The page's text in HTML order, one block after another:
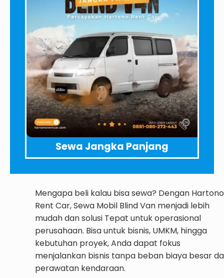
Sewa Jangka Panjang
Mengapa beli kalau bisa sewa? Dengan Hartono
Rent Car, Sewa Mobil Blind Van menjadi lebih
mudah dan solusi Tepat untuk operasional
perusahaan. Bisa untuk bisnis, UMKM, hingga
kebutuhan proyek, Anda dapat fokus
menjalankan bisnis tanpa beban biaya besar
perawatan kendaraan.